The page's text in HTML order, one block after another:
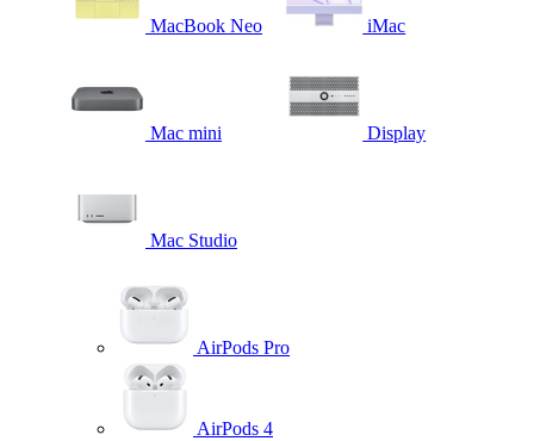
MacBook Neo iMac
Mac mini Display
Mac Studio
AirPods Pro
AirPods 4